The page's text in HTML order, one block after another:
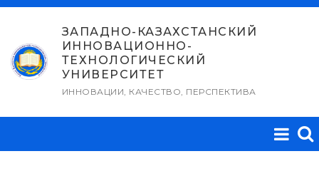
Перейти
содержимому
ЗАПАДНО-КАЗАХСТАНСКИЙ
ИННОВАЦИОННО-
ТЕХНОЛОГИЧЕСКИЙ
УНИВЕРСИТЕТ
ИННОВАЦИИ, КАЧЕСТВО, ПЕРСПЕКТИВА